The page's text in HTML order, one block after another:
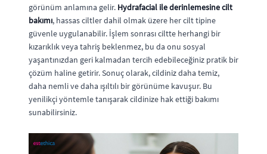
görünüm anlamına gelir. Hydrafacial ile derinlemesine cilt
bakımı, hassas ciltler dahil olmak üzere her cilt tipine
güvenle uygulanabilir. İşlem sonrası ciltte herhangi bir
kızarıklık veya tahriş beklenmez, bu da onu sosyal
yaşantınızdan geri kalmadan tercih edebileceğiniz pratik bir
çözüm haline getirir. Sonuç olarak, cildiniz daha temiz,
daha nemli ve daha ışıltılı bir görünüme kavuşur. Bu
yenilikçi yöntemle tanışarak cildinize hak ettiği bakımı
sunabilirsiniz.